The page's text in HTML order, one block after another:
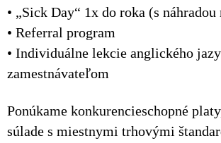
• „Sick Day“ 1x do roka (s náhradou
• Referral program
• Individuálne lekcie anglického
zamestnávateľom
Ponúkame konkurencieschopné
súlade s miestnymi trhovými